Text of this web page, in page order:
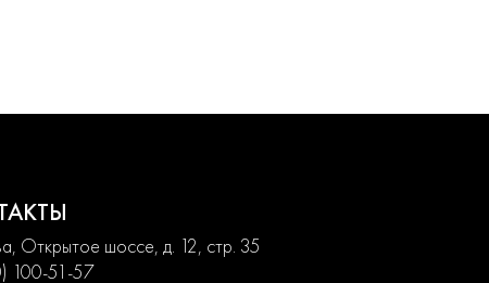
Открытое шоссе, д. 12, стр. 35
100-51-57